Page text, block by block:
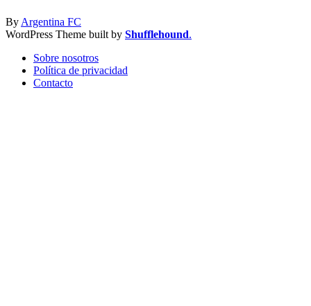
By Argentina FC
WordPress Theme built by Shufflehound.
Sobre nosotros
Política de privacidad
Contacto